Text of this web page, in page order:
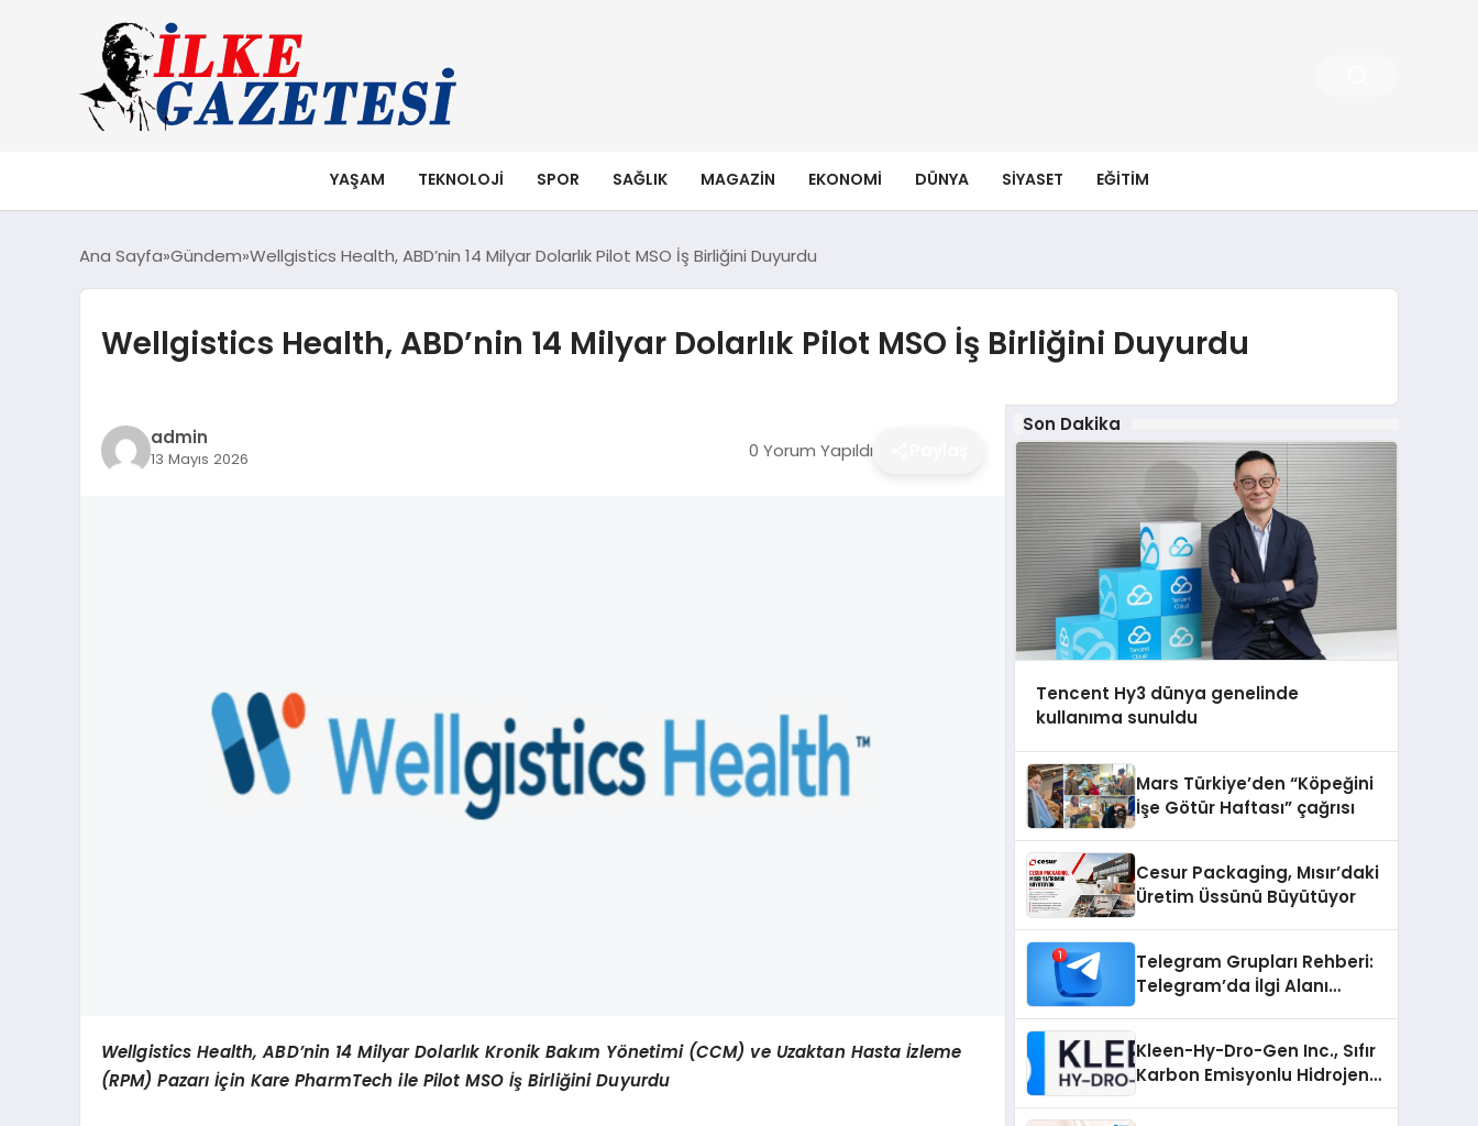
YAŞAM TEKNOLOJI SPOR SAĞLIK MAGAZIN EKONOMI DÜNYA SIYASET EĞITIM
Ana Sayfa Gündem Wellgistics Health, ABD’nin 14 Milyar Dolarlık Pilot MSO İş Birliğini Duyurdu
Wellgistics Health, ABD’nin 14 Milyar Dolarlık Pilot MSO İş Birliğini Duyurdu
admin
13 Mayıs 2026 0 Yorum Yapıldı
Wellgistics Health, ABD’nin 14 Milyar Dolarlık Kronik Bakım Yönetimi (CCM) ve Uzaktan Hasta İzleme
(RPM) Pazarı İçin Kare PharmTech ile Pilot MSO İş Birliğini Duyurdu
Son Dakika
Tencent Hy3 dünya genelinde
kullanıma sunuldu
Mars Türkiye’den “Köpeğini
İşe Götür Haftası” çağrısı
Cesur Packaging, Mısır’daki
Üretim Üssünü Büyütüyor
Telegram Grupları Rehberi:
Telegram’da İlgi Alanı
Kleen-Hy-Dro-Gen Inc., Sıfır
Karbon Emisyonlu Hidrojen